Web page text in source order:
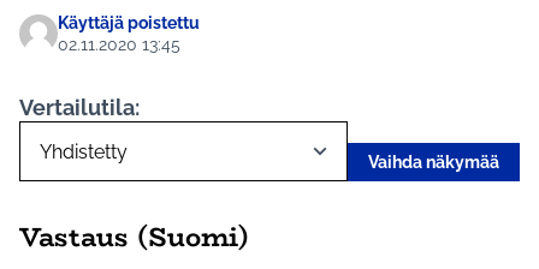
Käyttäjä poistettu
02.11.2020 13:45
Vertailutila:
Vaihda näkymää
Vastaus (Suomi)